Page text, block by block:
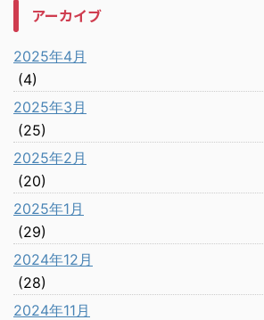
アーカイブ
2025年4月
(4)
2025年3月
(25)
2025年2月
(20)
2025年1月
(29)
2024年12月
(28)
2024年11月